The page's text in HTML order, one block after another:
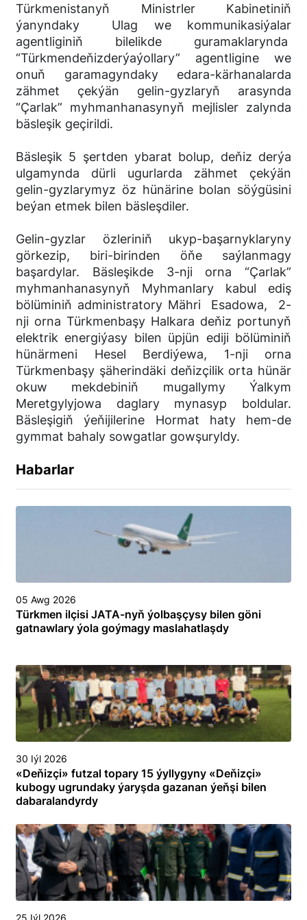
Türkmenistanyň Ministrler Kabinetiniň
ýanyndaky Ulag we kommunikasiýalar
agentliginiň bilelikde guramaklarynda
“Türkmendeňizderýaýollary” agentligine we
onuň garamagyndaky edara-kärhanalarda
zähmet çekýän gelin-gyzlaryň arasynda
“Çarlak” myhmanhanasynyň mejlisler zalynda
bäsleşik geçirildi.
Bäsleşik 5 şertden ybarat bolup, deňiz derýa
ulgamynda dürli ugurlarda zähmet çekýän
gelin-gyzlarymyz öz hünärine bolan söýgüsini
beýan etmek bilen bäsleşdiler.
Gelin-gyzlar özleriniň ukyp-başarnyklaryny
görkezip, biri-birinden öňe saýlanmagy
başardylar. Bäsleşikde 3-nji orna “Çarlak”
myhmanhanasynyň Myhmanlary kabul ediş
bölüminiň administratory Mähri Esadowa, 2-
nji orna Türkmenbaşy Halkara deňiz portunyň
elektrik energiýasy bilen üpjün ediji bölüminiň
hünärmeni Hesel Berdiýewa, 1-nji orna
Türkmenbaşy şäherindäki deňizçilik orta hünär
okuw mekdebiniň mugallymy Ýalkym
Meretgylyjowa daglary mynasyp boldular.
Bäsleşigiň ýeňijilerine Hormat haty hem-de
gymmat bahaly sowgatlar gowşuryldy.
Habarlar
05 Awg 2026
Türkmen ilçisi JATA-nyň ýolbaşçysy bilen göni
gatnawlary ýola goýmagy maslahatlaşdy
30 Iýl 2026
«Deňizçi» futzal topary 15 ýyllygyny «Deňizçi»
kubogy ugrundaky ýaryşda gazanan ýeňşi bilen
dabaralandyrdy
25 Iýl 2026